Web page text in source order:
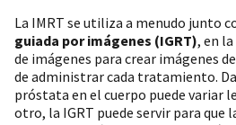
La IMRT se utiliza a menudo junto
guiada por imágenes (IGRT), en
de imágenes para crear imágenes
de administrar cada tratamiento.
próstata en el cuerpo puede variar
otro, la IGRT puede servir para que